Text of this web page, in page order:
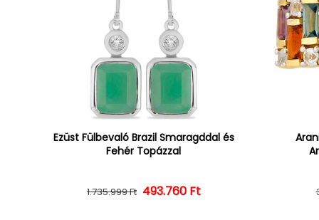
Ezüst Fülbevaló Brazil Smaragddal és
Fehér Topázzal
Normál ár
1.735.999 Ft Kedvezményes ár
493.760 Ft